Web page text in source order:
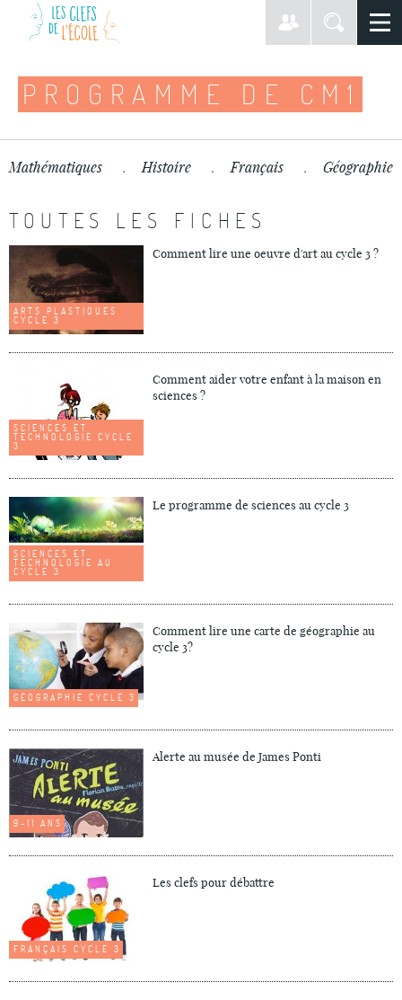
PROGRAMME DE CM1
Mathématiques Histoire Français Géographie
TOUTES LES FICHES
ARTS PLASTIQUES
CYCLE 3
Comment lire une oeuvre d'art au cycle 3 ?
SCIENCES ET
TECHNOLOGIE CYCLE
3
Comment aider votre enfant à la maison en
sciences ?
SCIENCES ET
TECHNOLOGIE AU
CYCLE 3
Le programme de sciences au cycle 3
GÉOGRAPHIE CYCLE 3
Comment lire une carte de géographie au
cycle 3?
9-11 ANS
Alerte au musée de James Ponti
FRANÇAIS CYCLE 3
Les clefs pour débattre